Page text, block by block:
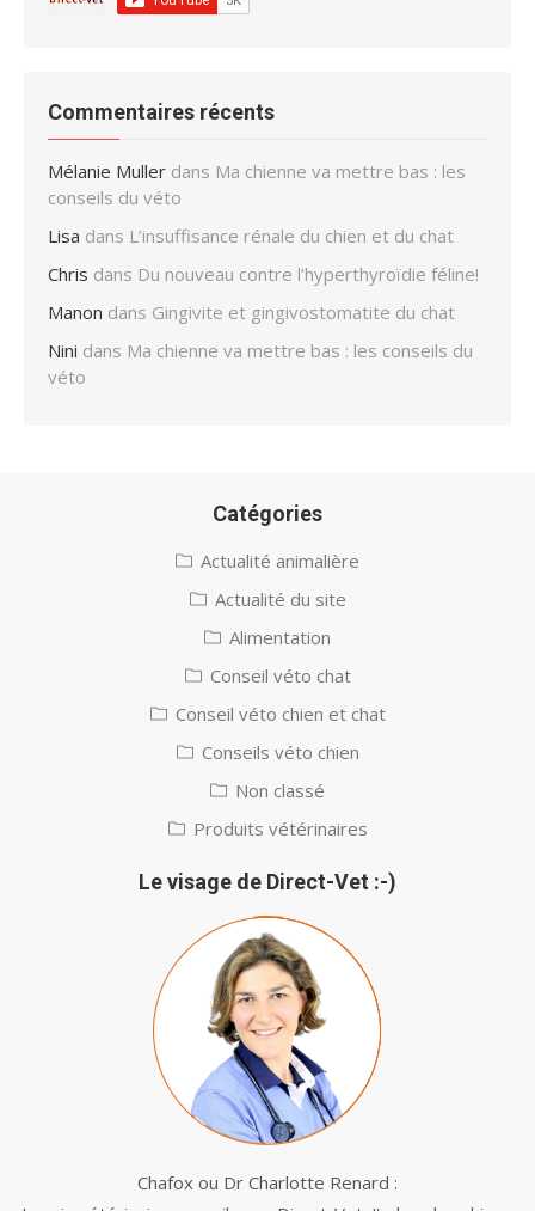
Commentaires récents
Mélanie Muller dans Ma chienne va mettre bas : les
conseils du véto
Lisa dans L’insuffisance rénale du chien et du chat
Chris dans Du nouveau contre l’hyperthyroïdie féline!
Manon dans Gingivite et gingivostomatite du chat
Nini dans Ma chienne va mettre bas : les conseils du
véto
Catégories
Actualité animalière
Actualité du site
Alimentation
Conseil véto chat
Conseil véto chien et chat
Conseils véto chien
Non classé
Produits vétérinaires
Le visage de Direct-Vet :-)
Chafox ou Dr Charlotte Renard :